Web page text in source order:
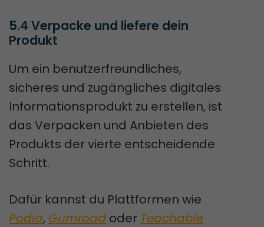
5.4 Verpacke und liefere dein
Produkt
Um ein benutzerfreundliches,
sicheres und zugängliches digitales
Informationsprodukt zu erstellen, ist
das Verpacken und Anbieten des
Produkts der vierte entscheidende
Schritt.
Dafür kannst du Plattformen wie
Podia, Gumroad oder Teachable